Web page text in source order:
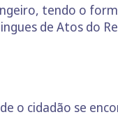
tendo o
de Atos do
o cidadão se